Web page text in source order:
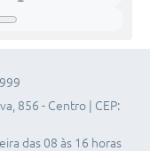
856 - Centro | CEP:
das 08 às 16 horas